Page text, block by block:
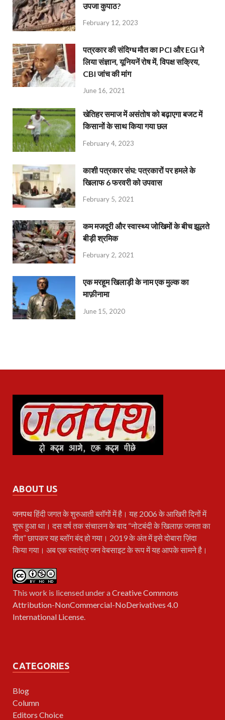
उपजा कुपाठ?
February 12, 2023
पत्रकार की संदिग्ध मौत का PCI और EGI ने
लिया संज्ञान, यूनियनें रोष में, विपक्ष सक्रिय,
CBI जांच की मांग
June 16, 2021
खेतिहर समाज में असंतोष को बढ़ाएगा बजट में
किसानों के साथ किया गया छल
February 4, 2023
काशी पत्रकार संघ: पत्रकारों पर हमले के
खिलाफ 6 फरवरी को उपवास
February 5, 2021
कम मजदूरी और स्वास्थ्य जोखिमों के बीच झूलते
बीड़ी श्रमिक
February 2, 2021
एक मरहूम खिलाड़ी के नाम एक मुल्क का
माफ़ीनामा
June 15, 2020
ABOUT US
जनपथहिंदी जगत के शुरुआती ब्लॉगों में है। यह 2006 के आखिरी दिनों में
शुरू हुआ था। दस वर्ष तक संचालन के बाद “नोटबंदी के खिलाफ़ जनता का
गीत” छापकर यह ब्लॉग बंद हो गया। 2019 के अंत में इसे दोबारा ज़िंदा
किया गया। अब एक स्वतंत्र जन वेबसाइट के रूप में यह आपके सामने है।
This work is licensed under aCreative Commons
Attribution-NonCommercial-NoDerivatives 4.0
International License.
CATEGORIES
Blog
Column
Editors Choice